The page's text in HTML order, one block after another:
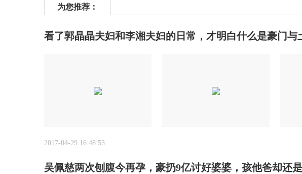
为您推荐：
看了郭晶晶夫妇和李湘夫妇的日常，才明白什么是豪门与
2017-04-29 16:48:53
吴佩慈两次刨腹今再孕，豪扔9亿讨好婆婆，孩他爸却还